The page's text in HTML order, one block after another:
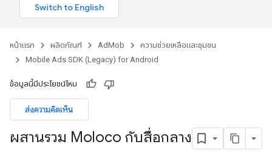
หน้าแรก ผลิตภัณฑ์ AdMob
ความช่วยเหลือและชุมชน
Mobile Ads SDK (Legacy) for Android
ข้อมูลนี้มีประโยชน์ไหม
ส่งความคิดเห็น
ผสานรวม Moloco กับสื่อกลาง